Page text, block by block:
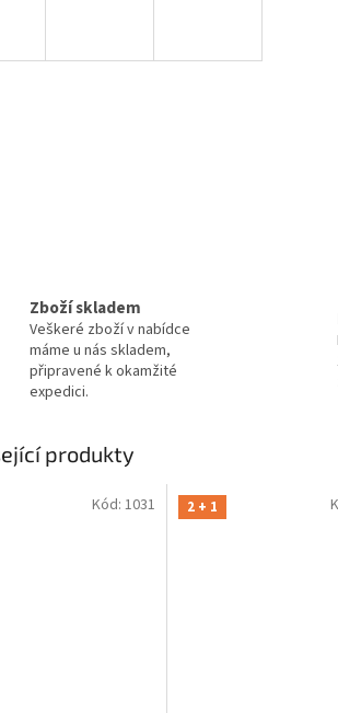
Zboží skladem
Veškeré zboží v nabídce
máme u nás skladem,
připravené k okamžité
expedici.
produkty
Kód: 1031 2 + 1